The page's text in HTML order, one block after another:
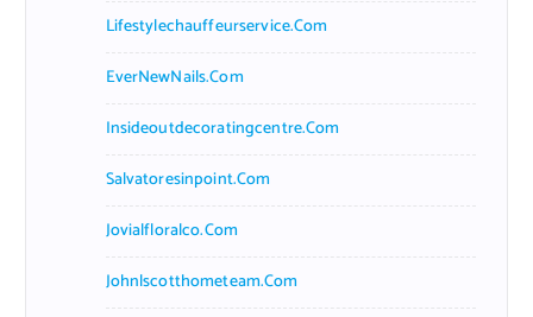
Lifestylechauffeurservice.com
EverNewNails.com
Insideoutdecoratingcentre.com
Salvatoresinpoint.com
Jovialfloralco.com
Johnlscotthometeam.com